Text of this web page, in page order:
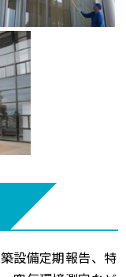
設備定期報告、特